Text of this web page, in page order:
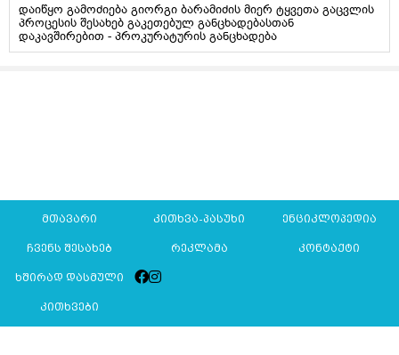
დაიწყო გამოძიება გიორგი ბარამიძის მიერ ტყვეთა გაცვლის
პროცესის შესახებ გაკეთებულ განცხადებასთან
დაკავშირებით - პროკურატურის განცხადება
მთავარი კითხვა-პასუხი ენციკლოპედია
ჩვენს შესახებ რეკლამა კონტაქტი
ხშირად დასმული
კითხვები